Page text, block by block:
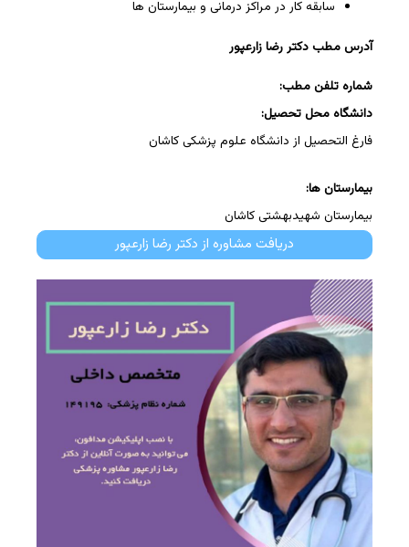
سابقه کار در مراکز درمانی و بیمارستان ها
آدرس مطب دکتر رضا زارعپور
شماره تلفن مطب:
دانشگاه محل تحصیل:
فارغ التحصیل از دانشگاه علوم پزشکی کاشان
بیمارستان ها:
بیمارستان شهیدبهشتی کاشان
دریافت مشاوره از دکتر رضا زارعپور